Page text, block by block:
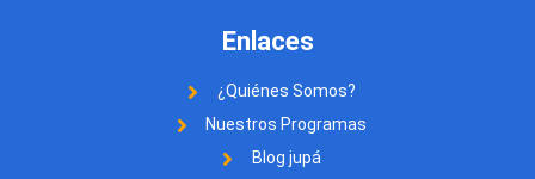
Enlaces
¿Quiénes Somos?
Nuestros Programas
Blog jupá